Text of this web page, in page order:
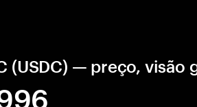
(USDC) — preço, visão